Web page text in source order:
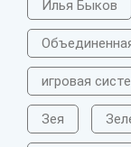
Илья Быков
игровая
Зея